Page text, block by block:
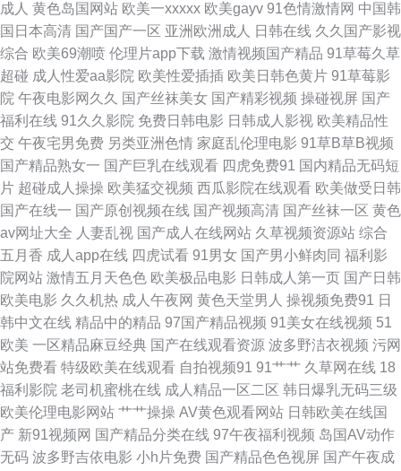
绳子 福利资源站 日本乱码伦500 91看片网页版 污污色色视频网站 91尤物网
页 精品久久天堂 婷婷无码下载 91秀秀 黄色视频网久久 日韩婷婷五月 91社
一区 福利小视频在线观看 91传媒免费观看天堂 精品国产二区三区三州 伊人
久久五月 www无码色图 四虎视频 97肏屄 美女又w的网站 性爱av天堂 东方
av黄色免费 91社视频神马 国产成人久久 欧美一区操逼 91av免费视频 精品
国产乱码久久婷婷 先锋影院资源av网 99超碰福利在线 五月婷婷社区 国产一
级片99 综合图区欧美 波多野结依 久久午夜福利专区 综合蜜桃日韩网站 92国
产区 九九精品免费视频 亚洲黄色hfh 91网址 久久草网站在线 91手机在线视
频 日韩欧美亚洲日韩成人 91蜜桃在线看 日韩无码高清一区 av首页在线 婷婷
激情激情 国产精品成 最新浮力网址公 极品AV福利精品 91传媒真人视频 激
情文学人妻中文字幕 91伊人极品自拍 日韩国产成人久久色 豆花二区 伊人久
成人 黄色岛国网站 欧美一xxxxx 欧美gayv 91色情激情网 中国韩
国日本高清 国产国产一区 亚洲欧洲成人 日韩在线 久久国产影视
综合 欧美69潮喷 伦理片app下载 激情视频国产精品 91草莓久草
超碰 成人性爱aa影院 欧美性爱插插 欧美日韩色黄片 91草莓影
院 午夜电影网久久 国产丝袜美女 国产精彩视频 操碰视屏 国产
福利在线 91久久影院 免费日韩电影 日韩成人影视 欧美精品性
交 午夜宅男免费 另类亚洲色情 家庭乱伦理电影 91草B草B视频
国产精品熟女一 国产巨乳在线观看 四虎免费91 国内精品无码短
片 超碰成人操操 欧美猛交视频 西瓜影院在线观看 欧美做受日韩
国产在线一 国产原创视频在线 国产视频高清 国产丝袜一区 黄色
av网址大全 人妻乱视 国产成人在线网站 久草视频资源站 综合
五月香 成人app在线 四虎试看 91男女 国产男小鲜肉同 福利影
院网站 激情五月天色色 欧美极品电影 日韩成人第一页 国产日韩
欧美电影 久久机热 成人午夜网 黄色天堂男人 操视频免费91 日
韩中文在线 精品中的精品 97国产精品视频 91美女在线视频 51
欧美 一区精品麻豆经典 国产在线观看资源 波多野洁衣视频 污网
站免费看 特级欧美在线观看 自拍视频91 91艹艹 久草网在线 18
福利影院 老司机蜜桃在线 成人精品一区二区 韩日爆乳无码三级
欧美伦理电影网站 艹艹操操 AV黄色观看网站 日韩欧美在线国
产 新91视频网 国产精品分类在线 97午夜福利视频 岛国AV动作
无码 波多野吉依电影 小h片免费 国产精品色色视屏 国产午夜成